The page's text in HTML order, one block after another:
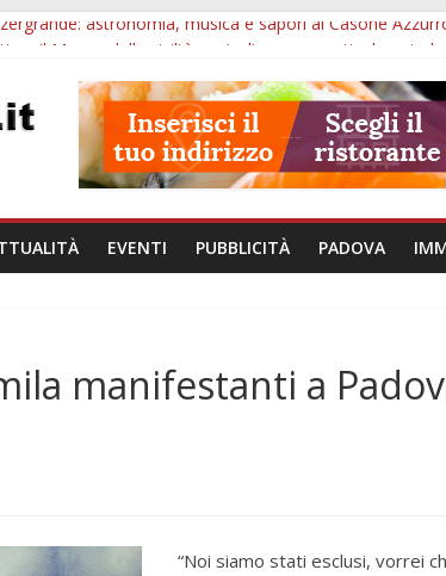
astronomia, musica e sapori al Casone
alle ore 10: Notte del Volo sold out, Tribano e festa
a Loreggia, la Bella Addormentata arriva sul palco
le domande: 2,5 milioni per formare nuove
EVENTI PUBBLICITÀ PADOVA
manifestanti a
“Noi siamo stati esclusi, vorrei